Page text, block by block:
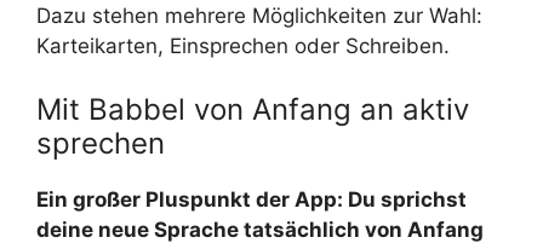
Dazu stehen mehrere Möglichkeiten zur Wahl:
Karteikarten, Einsprechen oder Schreiben.
Mit Babbel von Anfang an aktiv
sprechen
Ein großer Pluspunkt der App: Du sprichst
deine neue Sprache tatsächlich von Anfang